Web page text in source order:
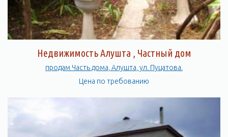
Недвижимость Алушта , Частный дом
продам Часть дома, Алушта, ул. Пуцатова.
Цена по требованию